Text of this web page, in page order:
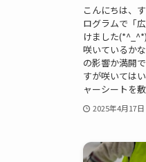
こんにちは、
ログラムで「
けました
咲いているか
の影響か満開
すが咲いては
ャーシートを
2025年4月17日